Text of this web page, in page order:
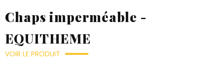
Chaps imperméable -
EQUITHEME
VOIR LE PRODUIT